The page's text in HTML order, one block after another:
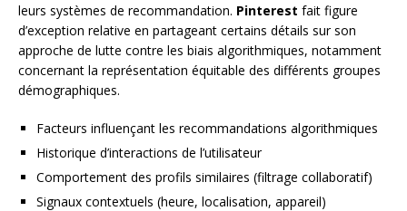
leurs systèmes de recommandation. Pinterest fait figure
d’exception relative en partageant certains détails sur son
approche de lutte contre les biais algorithmiques, notamment
concernant la représentation équitable des différents groupes
démographiques.
Facteurs influençant les recommandations algorithmiques
Historique d’interactions de l’utilisateur
Comportement des profils similaires (filtrage collaboratif)
Signaux contextuels (heure, localisation, appareil)